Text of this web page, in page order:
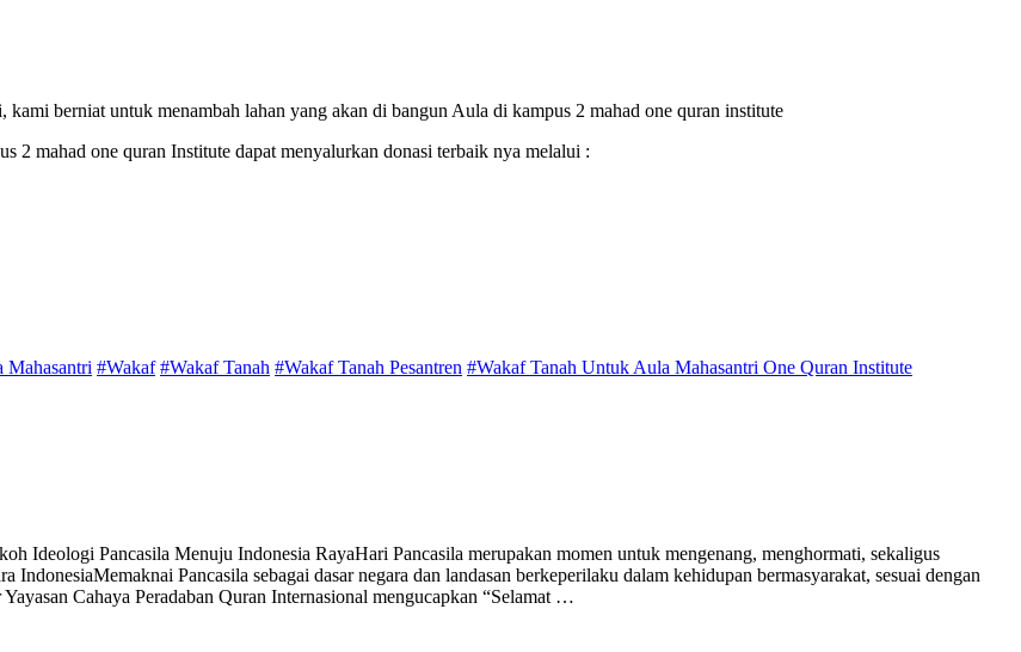
berniat untuk menambah lahan yang akan di bangun Aula di kampus 2 mahad one quran institute
2 mahad one quran Institute dapat menyalurkan donasi terbaik nya melalui :
#Wakaf #Wakaf Tanah #Wakaf Tanah Pesantren #Wakaf Tanah Untuk Aula Mahasantri One Quran Institute
Ideologi Pancasila Menuju Indonesia RayaHari Pancasila merupakan momen untuk mengenang, menghormati, sekaligus
IndonesiaMemaknai Pancasila sebagai dasar negara dan landasan berkeperilaku dalam kehidupan bermasyarakat, sesuai dengan
Cahaya Peradaban Quran Internasional mengucapkan “Selamat …